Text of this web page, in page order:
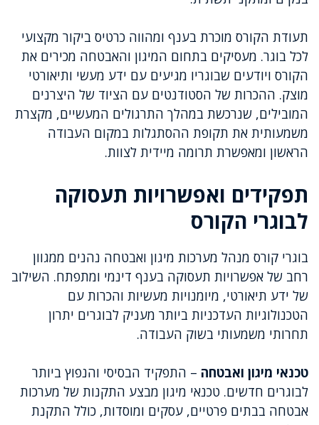
תעודת הקורס מוכרת בענף ומהווה כרטיס ביקור מקצועי
לכל בוגר. מעסיקים בתחום המיגון והאבטחה מכירים את
הקורס ויודעים שבוגריו מגיעים עם ידע מעשי ותיאורטי
מוצק. ההכרות של הסטודנטים עם הציוד של היצרנים
המובילים, שנרכשת במהלך התרגולים המעשיים, מקצרת
משמעותית את תקופת ההסתגלות במקום העבודה
הראשון ומאפשרת תרומה מיידית לצוות.
תפקידים ואפשרויות תעסוקה
לבוגרי הקורס
בוגרי קורס מנהל מערכות מיגון ואבטחה נהנים ממגוון
רחב של אפשרויות תעסוקה בענף דינמי ומתפתח. השילוב
של ידע תיאורטי, מיומנויות מעשיות והכרות עם
הטכנולוגיות העדכניות ביותר מעניק לבוגרים יתרון
תחרותי משמעותי בשוק העבודה.
טכנאי מיגון ואבטחה – התפקיד הבסיסי והנפוץ ביותר
לבוגרים חדשים. טכנאי מיגון מבצע התקנות של מערכות
אבטחה בבתים פרטיים, עסקים ומוסדות, כולל התקנת